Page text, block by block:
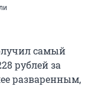
самый
рублей за
разваренным,